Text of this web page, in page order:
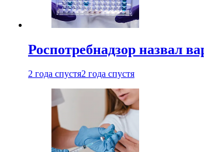
Роспотребнадзор назвал
2 года спустя2 года спустя